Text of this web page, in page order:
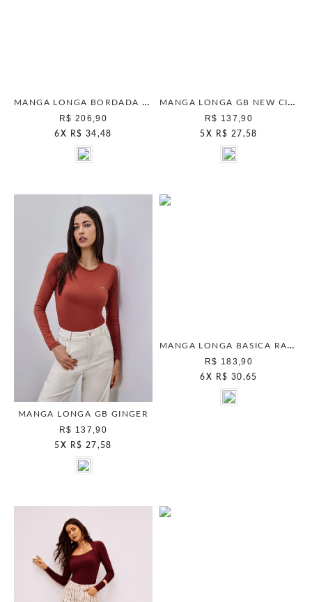
MANGA LONGA BORDADA MESCLA
R$ 206,90
6 X R$ 34,48
MANGA LONGA GB NEW CINZA
R$ 137,90
5 X R$ 27,58
MANGA LONGA GB GINGER
R$ 137,90
5 X R$ 27,58
MANGA LONGA BASICA RAGLAM 1 ARMY GREEN
R$ 183,90
6 X R$ 30,65